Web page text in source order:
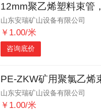
山东安瑞矿山设备有限公司
￥1.00/米
咨询底价
山东安瑞矿山设备有限公司
￥1.00/米